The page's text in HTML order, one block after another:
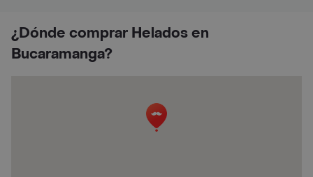
¿Dónde comprar Helados en
Bucaramanga?